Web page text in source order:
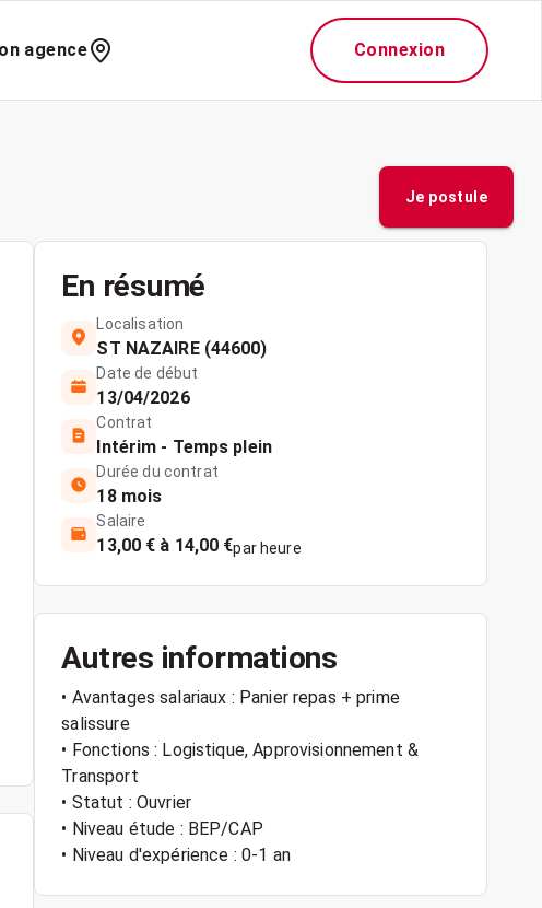
agence Connexion
Je postule
En résumé
Localisation
ST NAZAIRE (44600)
Date de début
13/04/2026
Contrat
Intérim - Temps plein
Durée du contrat
18 mois
Salaire
13,00 € à 14,00 €par heure
Autres informations
• Avantages salariaux : Panier repas + prime
salissure
• Fonctions : Logistique, Approvisionnement &
Transport
• Statut : Ouvrier
• Niveau étude : BEP/CAP
• Niveau d'expérience : 0-1 an